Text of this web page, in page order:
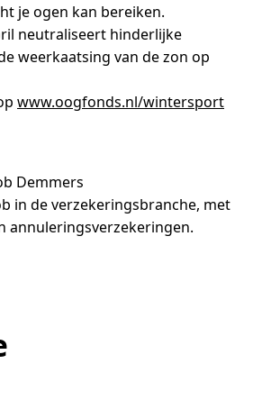
je ogen kan bereiken.
neutraliseert hinderlijke
weerkaatsing van de zon op
www.oogfonds.nl/wintersport
Demmers
in de verzekeringsbranche, met
annuleringsverzekeringen.